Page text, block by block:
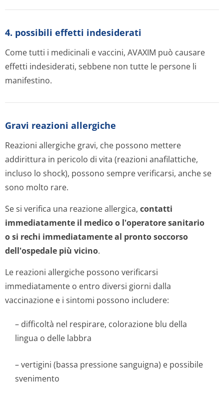
4. possibili effetti indesiderati
Come tutti i medicinali e vaccini, AVAXIM può causare
effetti indesiderati, sebbene non tutte le persone li
manifestino.
Gravi reazioni allergiche
Reazioni allergiche gravi, che possono mettere
addirittura in pericolo di vita (reazioni anafilattiche,
incluso lo shock), possono sempre verificarsi, anche se
sono molto rare.
Se si verifica una reazione allergica, contatti
immediatamente il medico o l'operatore sanitario
o si rechi immediatamente al pronto soccorso
dell'ospedale più vicino.
Le reazioni allergiche possono verificarsi
immediatamente o entro diversi giorni dalla
vaccinazione e i sintomi possono includere:
– difficoltà nel respirare, colorazione blu della
lingua o delle labbra
– vertigini (bassa pressione sanguigna) e possibile
svenimento